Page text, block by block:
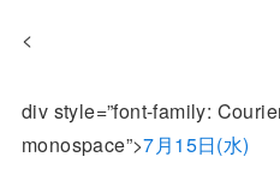
<
div style=”font-family:
monospace”>7月15日(水)